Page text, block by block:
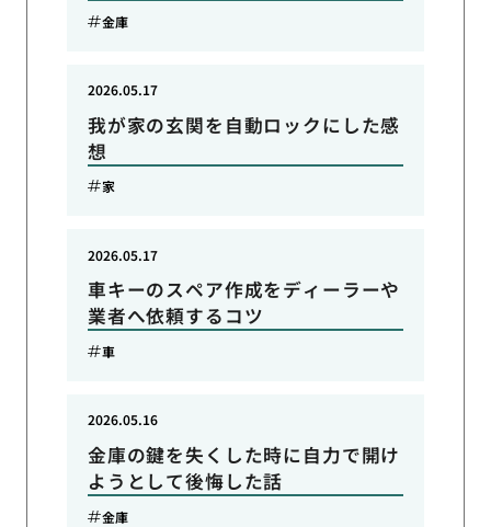
金庫
我が家の玄関を自動ロックにした感
想
2026.05.17
家
車キーのスペア作成をディーラーや
業者へ依頼するコツ
2026.05.17
車
金庫の鍵を失くした時に自力で開け
ようとして後悔した話
2026.05.16
金庫